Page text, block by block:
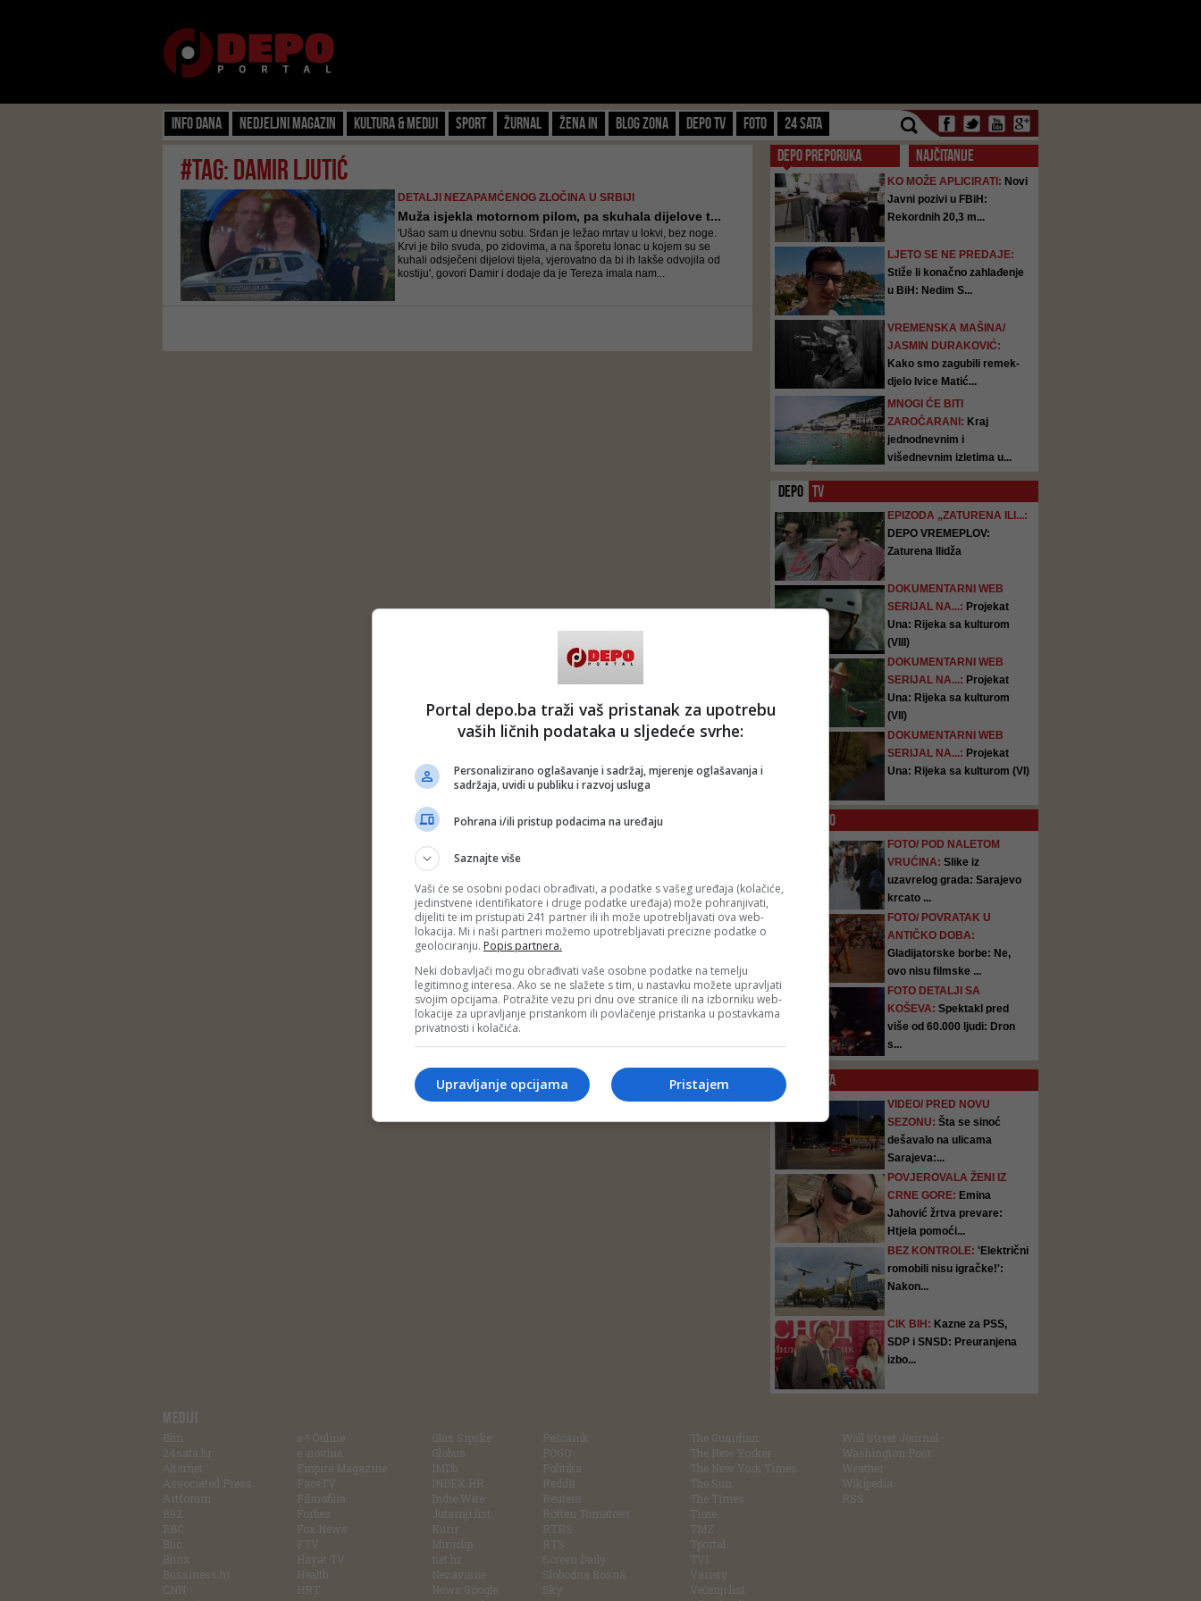
Info dana Nedjeljni magazin Kultura & Mediji Sport Žurnal Žena IN Blog zona Depo TV FOTO 24 SATA
#tag: Damir Ljutić
DETALJI NEZAPAMĆENOG ZLOČINA U SRBIJI
Muža isjekla motornom pilom, pa skuhala dijelove t...
'Ušao sam u dnevnu sobu. Srđan je ležao mrtav u lokvi, bez noge.
Krvi je bilo svuda, po zidovima, a na šporetu lonac u kojem su se
kuhali odsječeni dijelovi tijela, vjerovatno da bi ih lakše odvojila od
kostiju', govori Damir i dodaje da je Tereza imala nam...
DEPO PREPORUKA NAJČITANIJE
KO MOŽE APLICIRATI: Novi
Javni pozivi u FBiH:
Rekordnih 20,3 m...
LJETO SE NE PREDAJE:
Stiže li konačno zahlađenje
u BiH: Nedim S...
VREMENSKA MAŠINA/
JASMIN DURAKOVIĆ:
Kako smo zagubili remek-
djelo Ivice Matić...
MNOGI ĆE BITI
ZAROČARANI: Kraj
jednodnevnim i
višednevnim izletima u...
DEPO TV
EPIZODA „ZATURENA ILI...:
DEPO VREMEPLOV:
Zaturena Ilidža
DOKUMENTARNI WEB
SERIJAL NA...: Projekat
Una: Rijeka sa kulturom
(VIII)
DOKUMENTARNI WEB
SERIJAL NA...: Projekat
Una: Rijeka sa kulturom
(VII)
DOKUMENTARNI WEB
SERIJAL NA...: Projekat
Una: Rijeka sa kulturom (VI)
FOTO
FOTO/ POD NALETOM
VRUĆINA: Slike iz
uzavrelog grada: Sarajevo
krcato ...
FOTO/ POVRATAK U
ANTIČKO DOBA:
Gladijatorske borbe: Ne,
ovo nisu filmske ...
FOTO DETALJI SA
KOŠEVA: Spektakl pred
više od 60.000 ljudi: Dron
s...
24 SATA
VIDEO/ PRED NOVU
SEZONU: Šta se sinoć
dešavalo na ulicama
Sarajeva:...
POVJEROVALA ŽENI IZ
CRNE GORE: Emina
Jahović žrtva prevare:
Htjela pomoći...
BEZ KONTROLE: 'Električni
romobili nisu igračke!':
Nakon...
CIK BIH: Kazne za PSS,
SDP i SNSD: Preuranjena
izbo...
MEDIJI
Blin
24sata.hr
Alternet
Associated Press
Artforum
B92
BBC
Blic
Blinx
Bussiness.hr
CNN
e-! Online
e-novine
Empire Magazine
FaceTV
Filmofilia
Forbes
Fox News
FTV
Hayat TV
Health
HRT
Glas Srpske
Globus
IMDb
INDEX.HR
Indie Wire
Jutarnji list
Kurir
Miniclip
net.hr
Nezavisne
News Google
Pešćanik
POGO
Politika
Reddit
Reuters
Rotten Tomatoes
RTRS
RTS
Screen Daily
Slobodna Bosna
Sky
The Guardian
The New Yorker
The New York Times
The Sun
The Times
Time
TMZ
Tportal
TV1
Variety
Večenji list
Wall Street Journal
Washington Post
Weather
Wikipedia
RSS
Portal depo.ba traži vaš pristanak za upotrebu
vaših ličnih podataka u sljedeće svrhe:
Personalizirano oglašavanje i sadržaj, mjerenje oglašavanja i
sadržaja, uvidi u publiku i razvoj usluga
Pohrana i/ili pristup podacima na uređaju
Saznajte više
Vaši će se osobni podaci obrađivati, a podatke s vašeg uređaja (kolačiće,
jedinstvene identifikatore i druge podatke uređaja) može pohranjivati,
dijeliti te im pristupati 241 partner ili ih može upotrebljavati ova web-
lokacija. Mi i naši partneri možemo upotrebljavati precizne podatke o
geolociranju. Popis partnera.
Neki dobavljači mogu obrađivati vaše osobne podatke na temelju
legitimnog interesa. Ako se ne slažete s tim, u nastavku možete upravljati
svojim opcijama. Potražite vezu pri dnu ove stranice ili na izborniku web-
lokacije za upravljanje pristankom ili povlačenje pristanka u postavkama
privatnosti i kolačića.
Pristajem
Upravljanje opcijama